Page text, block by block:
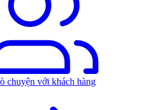
chuyện với khách hàng